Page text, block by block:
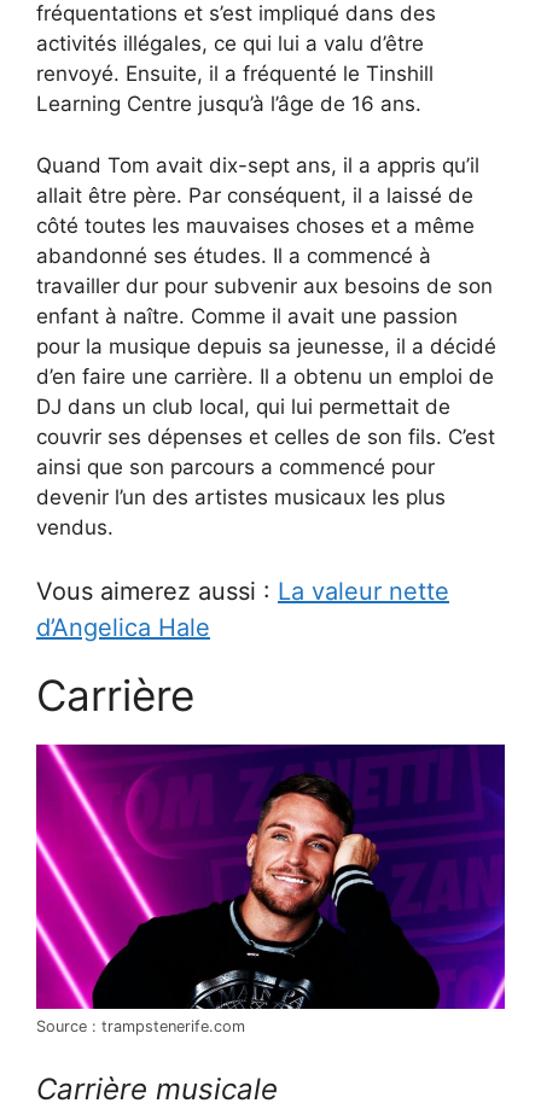
fréquentations et s’est impliqué dans des
activités illégales, ce qui lui a valu d’être
renvoyé. Ensuite, il a fréquenté le Tinshill
Learning Centre jusqu’à l’âge de 16 ans.
Quand Tom avait dix-sept ans, il a appris qu’il
allait être père. Par conséquent, il a laissé de
côté toutes les mauvaises choses et a même
abandonné ses études. Il a commencé à
travailler dur pour subvenir aux besoins de son
enfant à naître. Comme il avait une passion
pour la musique depuis sa jeunesse, il a décidé
d’en faire une carrière. Il a obtenu un emploi de
DJ dans un club local, qui lui permettait de
couvrir ses dépenses et celles de son fils. C’est
ainsi que son parcours a commencé pour
devenir l’un des artistes musicaux les plus
vendus.
Vous aimerez aussi : La valeur nette
d’Angelica Hale
Carrière
Source : trampstenerife.com
Carrière musicale